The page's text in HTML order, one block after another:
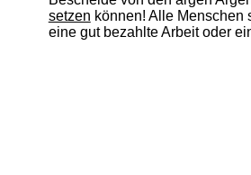
setzen können! Alle Menschen
eine gut bezahlte Arbeit oder